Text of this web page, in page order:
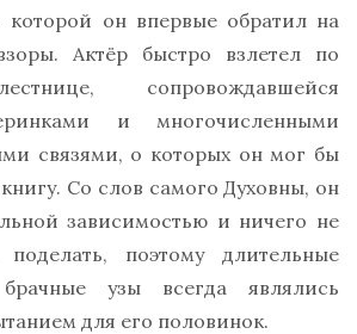
которой он впервые обратил на
Актёр быстро взлетел по
сопровождавшейся
и многочисленными
связями, о которых он мог бы
Со слов самого Духовны, он
зависимостью и ничего не
поэтому длительные
узы всегда являлись
для его половинок.